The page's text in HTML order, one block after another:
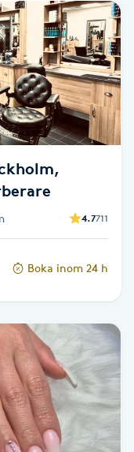
4.7711
Boka inom 24 h